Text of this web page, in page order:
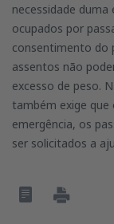
necessidade
ocupados por
consentimento do
assentos não
excesso de peso.
também exige que
emergência, os
ser solicitados a